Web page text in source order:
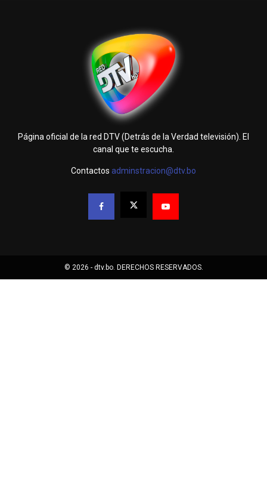
Página oficial de la red DTV (Detrás de la Verdad televisión). El
canal que te escucha.
Contactos adminstracion@dtv.bo
© 2026 - dtv.bo. DERECHOS RESERVADOS.